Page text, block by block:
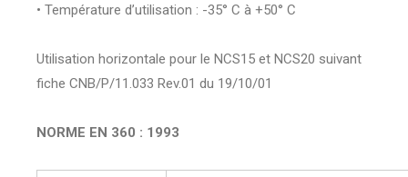
• Température d’utilisation : -35° C à +50° C
Utilisation horizontale pour le NCS15 et NCS20 suivant
fiche CNB/P/11.033 Rev.01 du 19/10/01
NORME EN 360 : 1993